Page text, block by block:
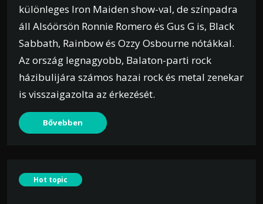
különleges Iron Maiden show-val, de színpadra
áll Alsóörsön Ronnie Romero és Gus G is, Black
Sabbath, Rainbow és Ozzy Osbourne nótákkal.
Az ország legnagyobb, Balaton-parti rock
házibulijára számos hazai rock és metal zenekar
is visszaigazolta az érkezését.
Bővebben
Hot topic